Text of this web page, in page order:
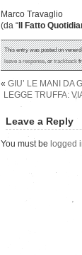
Marco Travaglio
(da “ Il Fatto
This entry was posted on
leave a response, ortrackback
« GIU’ LE MANI DA
LEGGE TRUFFA:
Leave a Reply
You must be logged